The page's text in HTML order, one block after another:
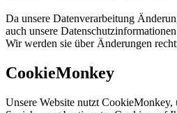
Da unsere Datenverarbeitung
auch unsere
Wir werden sie über Änderungen
CookieMonkey
Unsere Website nutzt